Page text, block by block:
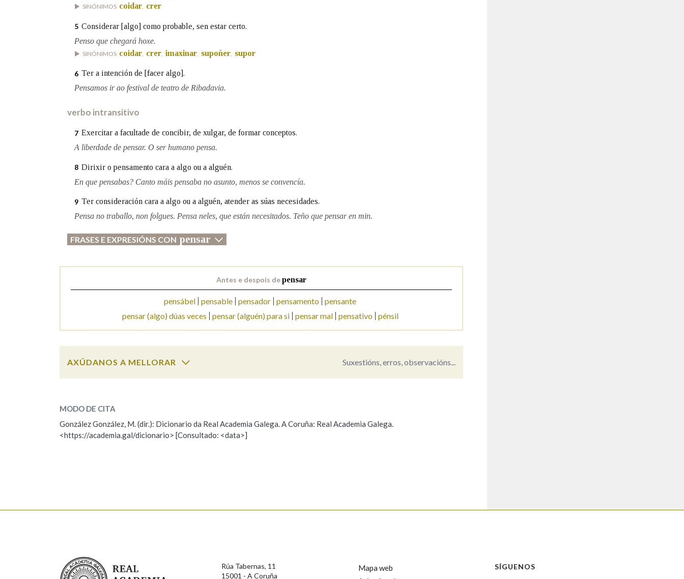
SINÓNIMOS coidar, crer
5 Considerar [algo] como probable, sen estar certo.
Penso que chegará hoxe.
SINÓNIMOS coidar crer imaxinar supoñer supor
6 Ter a intención de [facer algo].
Pensamos ir ao festival de teatro de Ribadavia.
verbo intransitivo
7 Exercitar a facultade de concibir, de xulgar, de formar conceptos.
A liberdade de pensar. O ser humano pensa.
8 Dirixir o pensamento cara a algo ou a alguén.
En que pensabas? Canto máis pensaba no asunto, menos se convencía.
9 Ter consideración cara a algo ou a alguén, atender as súas necesidades.
Pensa no traballo, non folgues. Pensa neles, que están necesitados. Teño que pensar en min.
FRASES E EXPRESIÓNS CON pensar
Antes e despois depensar
pensábel pensable pensador pensamento pensante
pensar (algo) dúas veces
pensar (alguén) para si pensar mal pensativo pénsil
AXÚDANOS A MELLORAR Suxestións, erros, observacións...
ESCOLLE UNHA OPCIÓN:
Observación Hai un erro na palabra Propoño mellorar a definición
Comentario
MODO DE CITA
González González, M. (dir.): Dicionario da Real Academia Galega. A Coruña: Real Academia Galega.
<https://academia.gal/dicionario> [Consultado: <data>]
Real Academia Galega
Rúa Tabernas, 11
15001 - A Coruña
Mapa web
SÍGUENOS